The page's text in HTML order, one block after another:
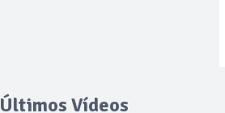
Últimos Vídeos